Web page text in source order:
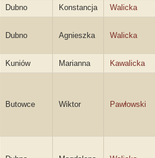
Dubno Konstancja Walicka
Dubno Agnieszka Walicka
Kuniów Marianna Kawalicka
Butowce Wiktor Pawłowski